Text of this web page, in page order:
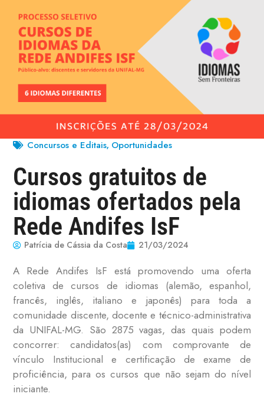
Concursos e Editais, Oportunidades
Cursos gratuitos de
idiomas ofertados pela
Rede Andifes IsF
Patrícia de Cássia da Costa 21/03/2024
A Rede Andifes IsF está promovendo uma oferta
coletiva de cursos de idiomas (alemão, espanhol,
francês, inglês, italiano e japonês) para toda a
comunidade discente, docente e técnico-administrativa
da UNIFAL-MG. São 2875 vagas, das quais podem
concorrer: candidatos(as) com comprovante de
vínculo Institucional e certificação de exame de
proficiência, para os cursos que não sejam do nível
iniciante.